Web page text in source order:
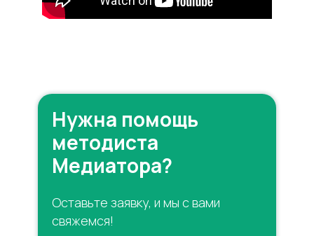
Нужна помощь
методиста
Медиатора?
Оставьте заявку, и мы с вами
свяжемся!